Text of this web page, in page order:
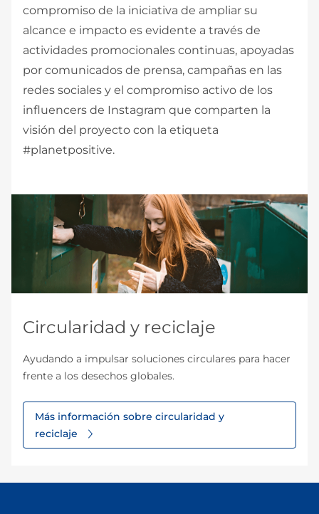
compromiso de la iniciativa de ampliar su
alcance e impacto es evidente a través de
actividades promocionales continuas, apoyadas
por comunicados de prensa, campañas en las
redes sociales y el compromiso activo de los
influencers de Instagram que comparten la
visión del proyecto con la etiqueta
#planetpositive.
Circularidad y reciclaje
Ayudando a impulsar soluciones circulares para hacer
frente a los desechos globales.
Más información sobre circularidad y
reciclaje